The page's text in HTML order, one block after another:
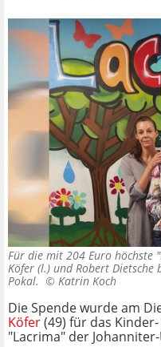
Für die mit 204 Euro höchste
Köfer (l.) und Robert
Pokal. © Katrin Koch
Die Spende wurde am
Köfer(49) für das
"Lacrima" der